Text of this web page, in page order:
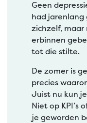
Geen
had jarenlang
zichzelf,
erbinnen
tot die stilte.
De zomer is
precies
Juist nu kun
Niet op KPI’s
je geworden